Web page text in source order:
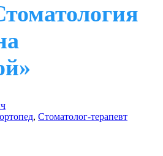
, Стоматолог-терапевт